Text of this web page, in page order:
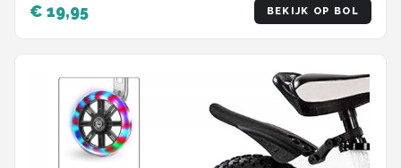
€ 19,95 BEKIJK OP BOL